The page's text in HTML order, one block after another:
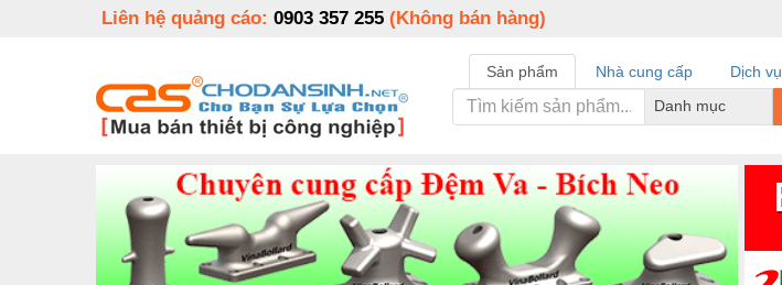
Liên hệ quảng cáo: 0903 357 255 (Không bán hàng)
Sản phẩm Nhà cung cấp
Dịch vụ
Danh mục